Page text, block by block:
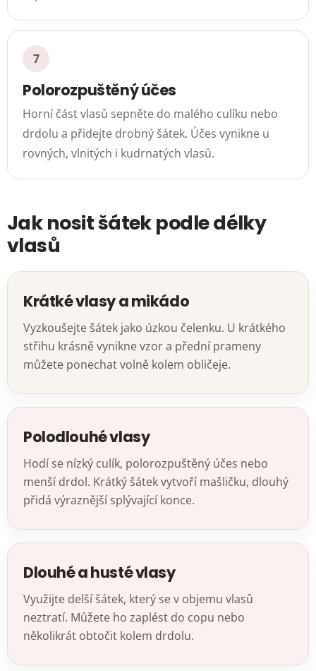
Polorozpuštěný účes
Horní část vlasů sepněte do malého culíku nebo
drdolu a přidejte drobný šátek. Účes vynikne u
rovných, vlnitých i kudrnatých vlasů.
Jak nosit šátek podle délky
vlasů
Krátké vlasy a mikádo
Vyzkoušejte šátek jako úzkou čelenku. U krátkého
střihu krásně vynikne vzor a přední prameny
můžete ponechat volně kolem obličeje.
Polodlouhé vlasy
Hodí se nízký culík, polorozpuštěný účes nebo
menší drdol. Krátký šátek vytvoří mašličku, dlouhý
přidá výraznější splývající konce.
Dlouhé a husté vlasy
Využijte delší šátek, který se v objemu vlasů
neztratí. Můžete ho zaplést do copu nebo
několikrát obtočit kolem drdolu.